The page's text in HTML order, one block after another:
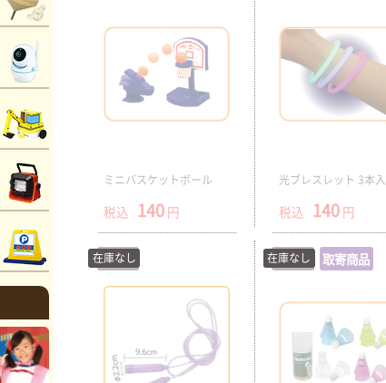
ミニバスケットボール
税込 140 円
光ブレスレット 3本入
税込 140 円
在庫切
在庫なし 在庫切 取寄商品
在庫なし